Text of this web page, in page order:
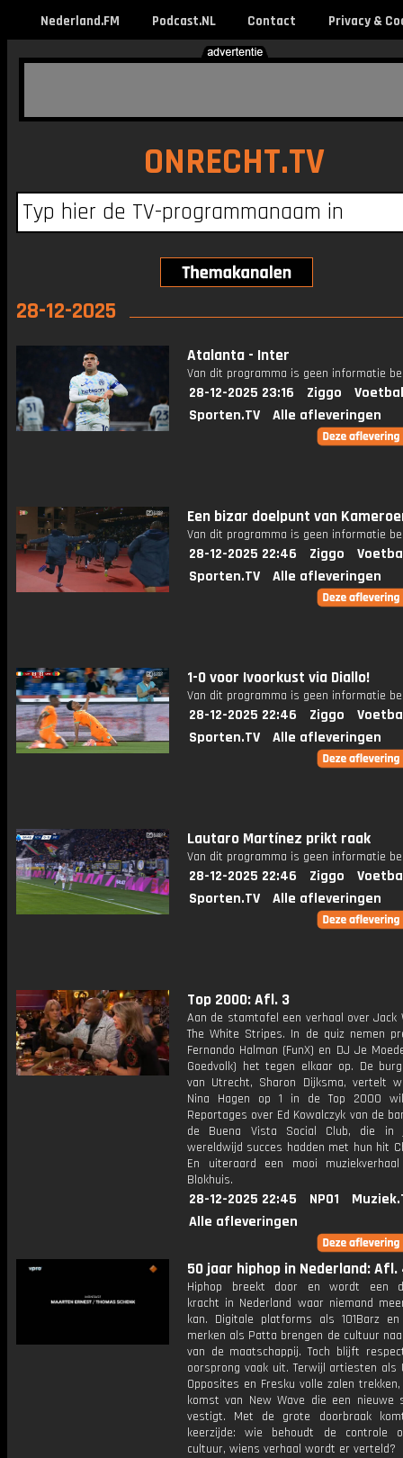
Nederland.FM Podcast.NL Contact Privacy &
ONRECHT.TV
28-12-2025
Atalanta - Inter
Van dit programma is geen informatie
28-12-2025 23:16 Ziggo
Sporten.TV
Alle afleveringen
Een bizar doelpunt van
Van dit programma is geen informatie
28-12-2025 22:46 Ziggo
Sporten.TV
Alle afleveringen
1-0 voor Ivoorkust via Diallo!
Van dit programma is geen informatie
28-12-2025 22:46 Ziggo
Sporten.TV
Alle afleveringen
Lautaro Martínez prikt raak
Van dit programma is geen informatie
28-12-2025 22:46 Ziggo
Sporten.TV
Alle afleveringen
Top 2000: Afl. 3
Aan de stamtafel een verhaal over Jack
The White Stripes. In de quiz nemen
Fernando Halman (FunX) en DJ Je
Goedvolk) het tegen elkaar op. De
van Utrecht, Sharon Dijksma, vertelt
Nina Hagen op 1 in de Top 2000
Reportages over Ed Kowalczyk van de
de Buena Vista Social Club, die in
wereldwijd succes hadden met hun hit
En uiteraard een mooi
Blokhuis.
28-12-2025 22:45 NPO1
Alle afleveringen
50 jaar hiphop in Nederland: Afl.
Hiphop breekt door en wordt een
kracht in Nederland waar niemand
kan. Digitale platforms als 101Barz
merken als Patta brengen de cultuur
van de maatschappij. Toch blijft
oorsprong vaak uit. Terwijl artiesten als
Opposites en Fresku volle zalen
komst van New Wave die een nieuwe
vestigt. Met de grote doorbraak
keerzijde: wie behoudt de controle
cultuur, wiens verhaal wordt er verteld?